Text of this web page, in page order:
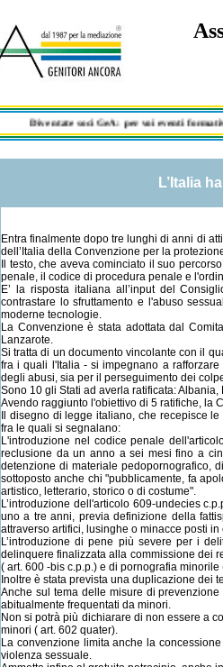
Diventate soci GeA: per voi eventi formativi,
L’Italia
Entra finalmente dopo tre lunghi di anni di
dell’Italia della Convenzione per la
Il testo, che aveva cominciato il suo
penale, il codice di procedura penale e
E’ la risposta italiana all’input del
contrastare lo sfruttamento e l'abuso
moderne tecnologie.
La Convenzione è stata adottata dal
Lanzarote.
Si tratta di un documento vincolante con il
fra i quali l'Italia - si impegnano a
degli abusi, sia per il perseguimento dei
Sono 10 gli Stati ad averla ratificata:
Avendo raggiunto l'obiettivo di 5 ratifiche, la
Il disegno di legge italiano, che recepisce
fra le quali si segnalano:
L'introduzione nel codice penale
reclusione da un anno a sei mesi fino a
detenzione di materiale pedopornografico,
sottoposto anche chi "pubblicamente, fa
artistico, letterario, storico o di costume".
L’introduzione dell'articolo 609-undecies
uno a tre anni, previa definizione della
attraverso artifici, lusinghe o minacce posti
L’introduzione di pene più severe per i
delinquere finalizzata alla commissione dei
( art. 600 -bis c.p.p.) e di pornografia minorile
Inoltre è stata prevista una duplicazione dei
Anche sul tema delle misure di
abitualmente frequentati da minori.
Non si potrà più dichiarare di non essere a
minori ( art. 602 quater).
La convenzione limita anche la
violenza sessuale.